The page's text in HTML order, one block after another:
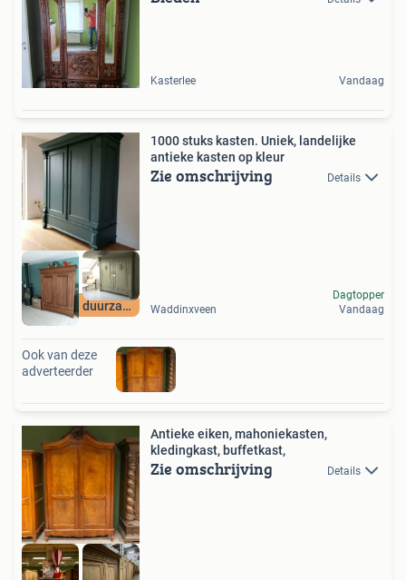
Kasterlee Vandaag
Uniek en duurzaam
1000 stuks kasten. Uniek, landelijke
antieke kasten op kleur
Zie omschrijving Details
Waddinxveen
Dagtopper
Vandaag
Ook van deze
adverteerder
Antieke eiken, mahoniekasten,
kledingkast, buffetkast,
Zie omschrijving Details